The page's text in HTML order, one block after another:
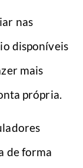
nas
disponíveis
mais
própria.
de forma